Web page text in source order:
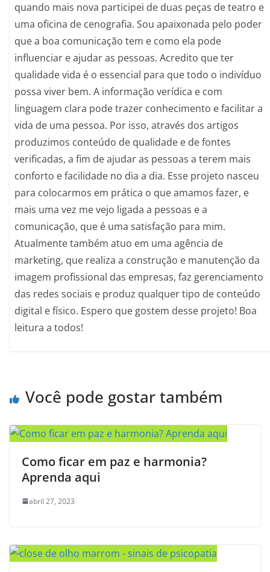
quando mais nova participei de duas peças de teatro e
uma oficina de cenografia. Sou apaixonada pelo poder
que a boa comunicação tem e como ela pode
influenciar e ajudar as pessoas. Acredito que ter
qualidade vida é o essencial para que todo o indivíduo
possa viver bem. A informação verídica e com
linguagem clara pode trazer conhecimento e facilitar a
vida de uma pessoa. Por isso, através dos artigos
produzimos conteúdo de qualidade e de fontes
verificadas, a fim de ajudar as pessoas a terem mais
conforto e facilidade no dia a dia. Esse projeto nasceu
para colocarmos em prática o que amamos fazer, e
mais uma vez me vejo ligada a pessoas e a
comunicação, que é uma satisfação para mim.
Atualmente também atuo em uma agência de
marketing, que realiza a construção e manutenção da
imagem profissional das empresas, faz gerenciamento
das redes sociais e produz qualquer tipo de conteúdo
digital e físico. Espero que gostem desse projeto! Boa
leitura a todos!
Você pode gostar também
Como ficar em paz e harmonia?
Aprenda aqui
abril 27, 2023